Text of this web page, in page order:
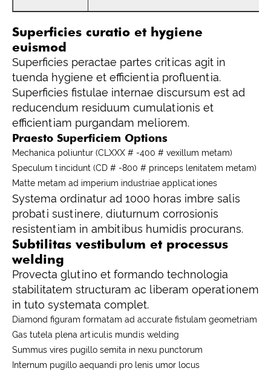
Superficies curatio et hygiene
euismod
Superficies peractae partes criticas agit in
tuenda hygiene et efficientia profluentia.
Superficies fistulae internae discursum est ad
reducendum residuum cumulationis et
efficientiam purgandam meliorem.
Praesto Superficiem Options
Mechanica poliuntur (CLXXX # -400 # vexillum metam)
Speculum tincidunt (CD # -800 # princeps lenitatem metam)
Matte metam ad imperium industriae applicationes
Systema ordinatur ad 1000 horas imbre salis
probati sustinere, diuturnum corrosionis
resistentiam in ambitibus humidis procurans.
Subtilitas vestibulum et processus
welding
Provecta glutino et formando technologia
stabilitatem structuram ac liberam operationem
in tuto systemata complet.
Diamond figuram formatam ad accurate fistulam geometriam
Gas tutela plena articulis mundis welding
Summus vires pugillo semita in nexu punctorum
Internum pugillo aequandi pro lenis umor locus